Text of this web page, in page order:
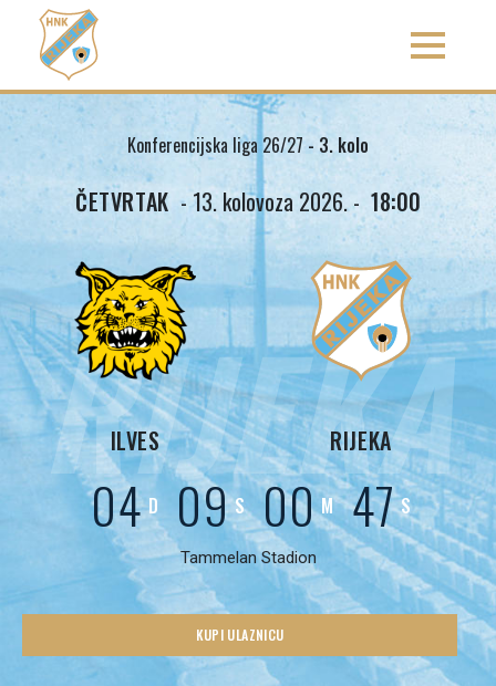
RIJEKA
Konferencijska liga 26/27 - 3. kolo
ČETVRTAK - 13. kolovoza 2026. - 18:00
ILVES RIJEKA
04 D 09 S 00 M 45 S
Tammelan Stadion
KUPI ULAZNICU